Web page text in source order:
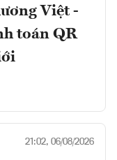
Việt -
toán QR
21:02, 06/08/2026